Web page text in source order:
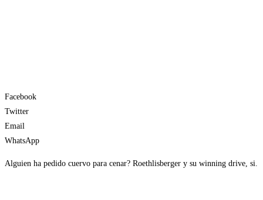
Facebook
Twitter
Email
WhatsApp
Alguien ha pedido cuervo para cenar? Roethlisberger y su winning drive, si.